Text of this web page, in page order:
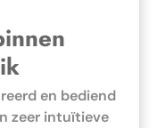
en bediend
zeer intuïtieve